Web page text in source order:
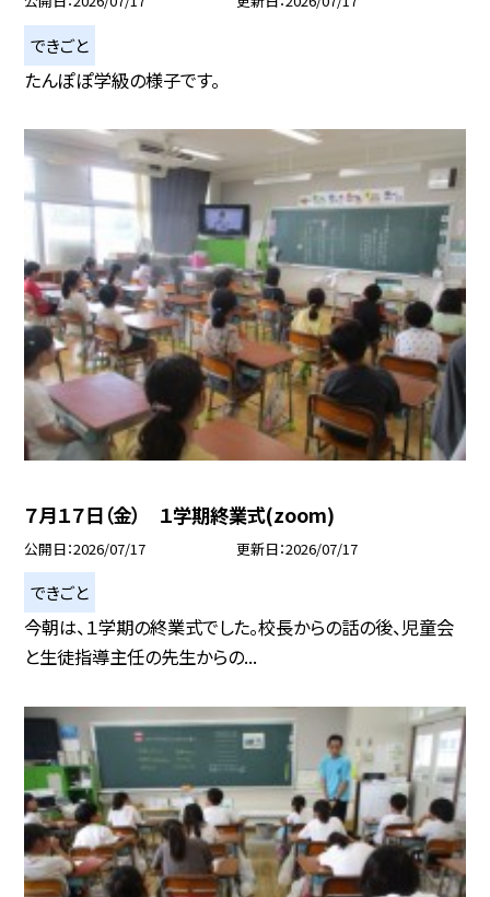
できごと
たんぽぽ学級の様子です。
７月１７日（金） １学期終業式(zoom)
公開日 2026/07/17 更新日 2026/07/17
できごと
今朝は、１学期の終業式でした。校長からの話の後、児童会
と生徒指導主任の先生からの...